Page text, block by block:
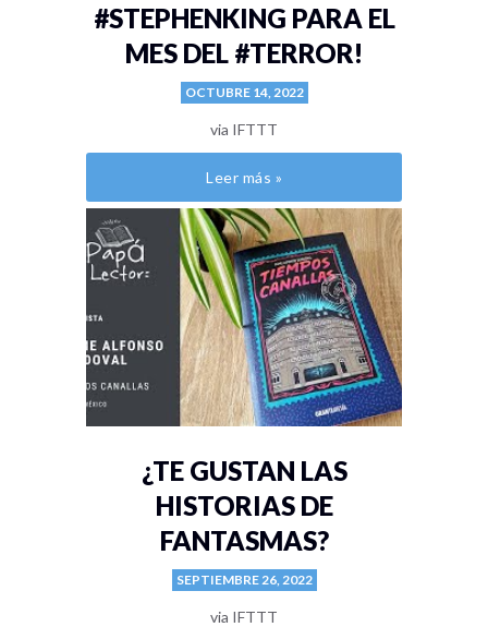
#STEPHENKING PARA EL
MES DEL #TERROR!
OCTUBRE 14, 2022
via IFTTT
Leer más »
¿TE GUSTAN LAS
HISTORIAS DE
FANTASMAS?
SEPTIEMBRE 26, 2022
via IFTTT